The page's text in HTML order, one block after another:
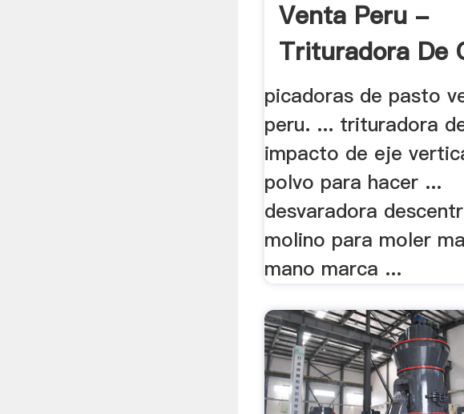
Venta Peru -
Trituradora De
picadoras de pasto
peru. ... trituradora
impacto de eje
polvo para hacer ...
desvaradora
molino para moler
mano marca ...